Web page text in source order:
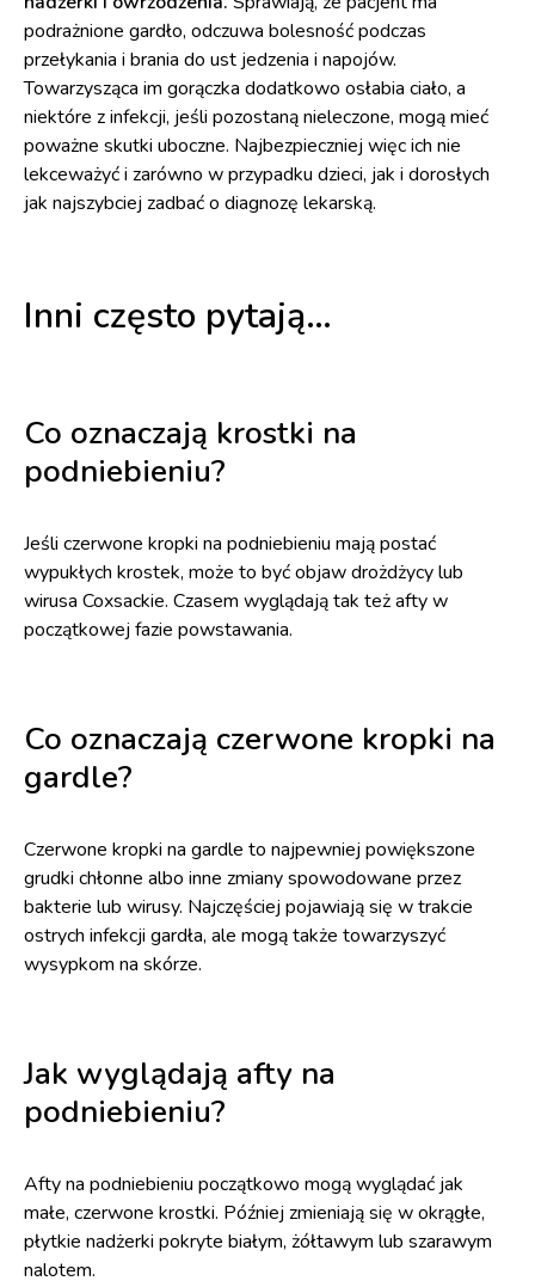
podrażnione gardło, odczuwa bolesność podczas
przełykania i brania do ust jedzenia i napojów.
Towarzysząca im gorączka dodatkowo osłabia ciało, a
niektóre z infekcji, jeśli pozostaną nieleczone, mogą mieć
poważne skutki uboczne. Najbezpieczniej więc ich nie
lekceważyć i zarówno w przypadku dzieci, jak i dorosłych
jak najszybciej zadbać o diagnozę lekarską.
Inni często pytają…
Co oznaczają krostki na
podniebieniu?
Jeśli czerwone kropki na podniebieniu mają postać
wypukłych krostek, może to być objaw drożdżycy lub
wirusa Coxsackie. Czasem wyglądają tak też afty w
początkowej fazie powstawania.
Co oznaczają czerwone kropki na
gardle?
Czerwone kropki na gardle to najpewniej powiększone
grudki chłonne albo inne zmiany spowodowane przez
bakterie lub wirusy. Najczęściej pojawiają się w trakcie
ostrych infekcji gardła, ale mogą także towarzyszyć
wysypkom na skórze.
Jak wyglądają afty na
podniebieniu?
Afty na podniebieniu początkowo mogą wyglądać jak
małe, czerwone krostki. Później zmieniają się w okrągłe,
płytkie nadżerki pokryte białym, żółtawym lub szarawym
nalotem.